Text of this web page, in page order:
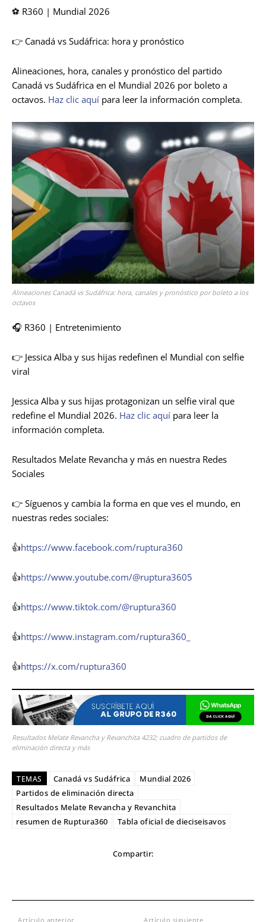
⚽ R360 | Mundial 2026
👉 Canadá vs Sudáfrica: hora y pronóstico
Alineaciones, hora, canales y pronóstico del partido
Canadá vs Sudáfrica en el Mundial 2026 por boleto a
octavos. Haz clic aquí para leer la información completa.
Alineaciones Canadá vs Sudáfrica: hora, canales y pronóstico por boleto a los
octavos
🎧 R360 | Entretenimiento
👉 Jessica Alba y sus hijas redefinen el Mundial con selfie
viral
Jessica Alba y sus hijas protagonizan un selfie viral que
redefine el Mundial 2026. Haz clic aquí para leer la
información completa.
Resultados Melate Revancha y más en nuestra Redes
Sociales
👉 Síguenos y cambia la forma en que ves el mundo, en
nuestras redes sociales:
👍https://www.facebook.com/ruptura360
👍https://www.youtube.com/@ruptura3605
👍https://www.tiktok.com/@ruptura360
👍https://www.instagram.com/ruptura360_
👍https://x.com/ruptura360
Resultados Melate Revancha y Revanchita 4232; cuadro de partidos de
eliminación directa y más
TEMAS Canadá vs Sudáfrica
Mundial 2026
Partidos de eliminación directa
Resultados Melate Revancha y Revanchita
resumen de Ruptura360
Tabla oficial de dieciseisavos
Compartir:
Artículo anterior Artículo siguiente